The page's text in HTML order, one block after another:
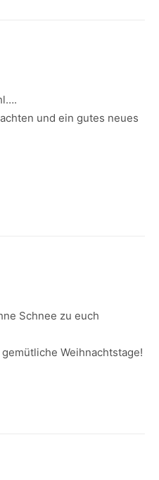
und ein gutes neues
Schnee zu euch
Weihnachtstage!